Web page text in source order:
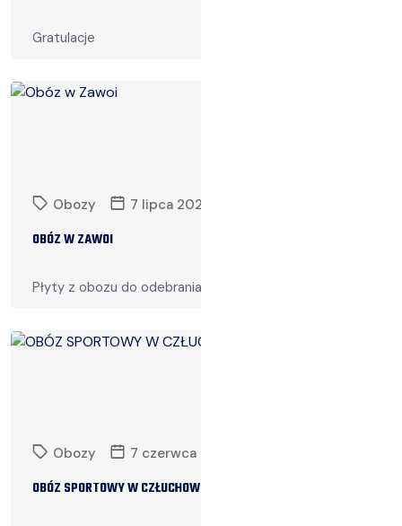
Gratulacje
Czytaj więcej
Obozy 7 lipca 2024
OBÓZ W ZAWOI
Płyty z obozu do odebrania w szkole
Czytaj więcej
Obozy 7 czerwca 2024
OBÓZ SPORTOWY W CZŁUCHOWIE